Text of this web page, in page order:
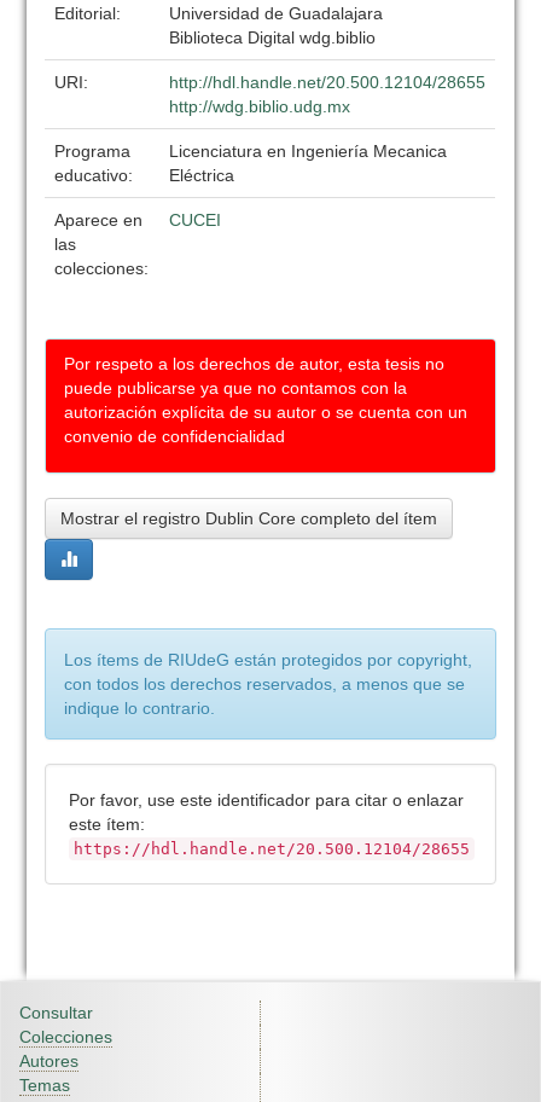
Editorial:
Universidad de Guadalajara
Biblioteca Digital wdg.biblio
URI:
http://hdl.handle.net/20.500.12104/28655
http://wdg.biblio.udg.mx
Programa
educativo:
Licenciatura en Ingeniería Mecanica
Eléctrica
Aparece en
las
colecciones:
CUCEI
Por respeto a los derechos de autor, esta tesis no
puede publicarse ya que no contamos con la
autorización explícita de su autor o se cuenta con un
convenio de confidencialidad
Mostrar el registro Dublin Core completo del ítem
Los ítems de RIUdeG están protegidos por copyright,
con todos los derechos reservados, a menos que se
indique lo contrario.
Por favor, use este identificador para citar o enlazar
este ítem:
https://hdl.handle.net/20.500.12104/28655
Consultar
Colecciones
Autores
Temas